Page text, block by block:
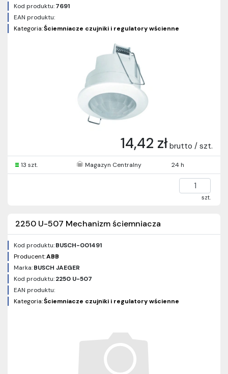
Kod produktu:7691
EAN produktu:
Kategoria:Ściemniacze czujniki i regulatory wścienne
14,42 zł brutto / szt.
13 szt. Magazyn Centralny 24 h
szt.
2250 U-507 Mechanizm ściemniacza
Kod produktu:BUSCH-001491
Producent:ABB
Marka:BUSCH JAEGER
Kod produktu:2250 U-507
EAN produktu:
Kategoria:Ściemniacze czujniki i regulatory wścienne